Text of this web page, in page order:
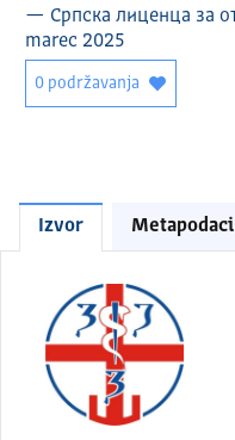
— Српска лиценца за
marec 2025
0 podržavanja
Izvor Metapodaci